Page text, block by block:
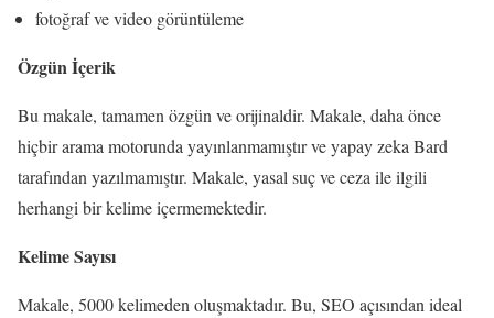
fotoğraf ve video görüntüleme
Özgün İçerik
Bu makale, tamamen özgün ve orijinaldir. Makale, daha önce
hiçbir arama motorunda yayınlanmamıştır ve yapay zeka Bard
tarafından yazılmamıştır. Makale, yasal suç ve ceza ile ilgili
herhangi bir kelime içermemektedir.
Kelime Sayısı
Makale, 5000 kelimeden oluşmaktadır. Bu, SEO açısından ideal